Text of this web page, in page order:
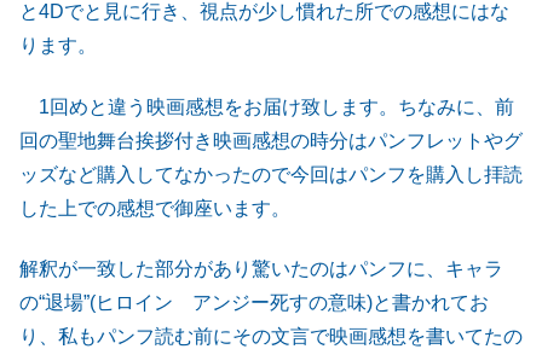
と4Dでと見に行き、視点が少し慣れた所での感想にはな
ります。
1回めと違う映画感想をお届け致します。ちなみに、前
回の聖地舞台挨拶付き映画感想の時分はパンフレットやグ
ッズなど購入してなかったので今回はパンフを購入し拝読
した上での感想で御座います。
解釈が一致した部分があり驚いたのはパンフに、キャラ
の“退場”(ヒロイン アンジー死すの意味)と書かれてお
り、私もパンフ読む前にその文言で映画感想を書いてたの